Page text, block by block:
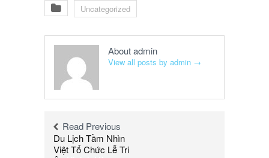
Uncategorized
About admin
View all posts by admin →
Read Previous
Du Lịch Tầm Nhìn
Việt Tổ Chức Lễ Tri